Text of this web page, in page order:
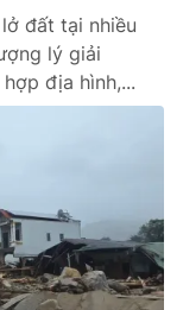
đất tại nhiều
lý giải
địa hình,...